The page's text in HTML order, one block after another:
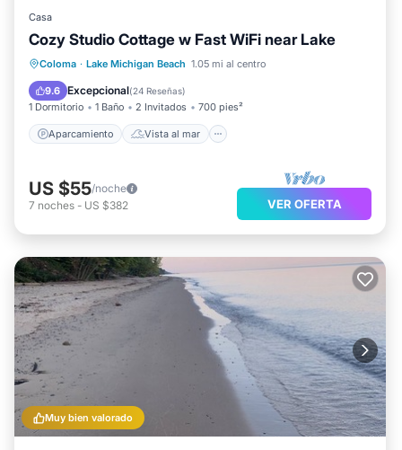
Casa
Cozy Studio Cottage w Fast WiFi near Lake
Coloma · Lake Michigan Beach 1.05 mi al centro
9.6 Excepcional(24 Reseñas)
1 Dormitorio 1 Baño 2 Invitados 700 pies²
Aparcamiento Vista al mar
Aparcamiento
Vista al mar
Balcón/Terraza
US $55/noche
7 noches - US $382 VER OFERTA
Muy bien valorado